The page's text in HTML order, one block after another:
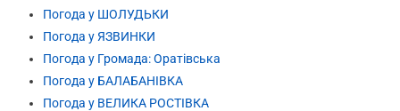
Погода у ШОЛУДЬКИ
Погода у ЯЗВИНКИ
Погода у Громада: Оратівська
Погода у БАЛАБАНІВКА
Погода у ВЕЛИКА РОСТІВКА